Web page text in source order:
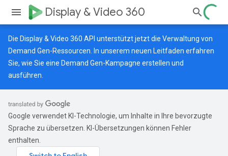
Display & Video 360
Die Display & Video 360 API unterstützt jetzt die Verwaltung von
Demand Gen-Ressourcen.
In unserem neuen Leitfaden erfahren
Sie, wie Sie eine Demand Gen-Kampagne erstellen und
ausführen.
Google verwendet KI-Technologie, um Inhalte in Ihre bevorzugte
Sprache zu übersetzen. KI-Übersetzungen können Fehler
enthalten.